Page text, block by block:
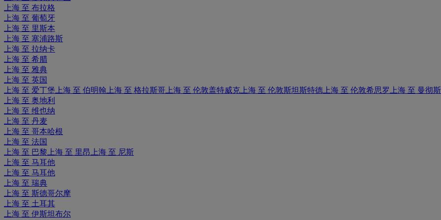
上海 至 布拉格
上海 至 葡萄牙
上海 至 里斯本
上海 至 塞浦路斯
上海 至 拉纳卡
上海 至 希腊
上海 至 雅典
上海 至 英国
上海 至 爱丁堡 上海 至 伯明翰 上海 至 格拉斯哥 上海 至 伦敦盖特威克 上海 至 伦敦斯坦斯特德 上海 至 伦敦希思罗 上海 至 曼彻
上海 至 奥地利
上海 至 维也纳
上海 至 丹麦
上海 至 哥本哈根
上海 至 法国
上海 至 巴黎 上海 至 里昂 上海 至 尼斯
上海 至 马耳他
上海 至 马耳他
上海 至 瑞典
上海 至 斯德哥尔摩
上海 至 土耳其
上海 至 伊斯坦布尔